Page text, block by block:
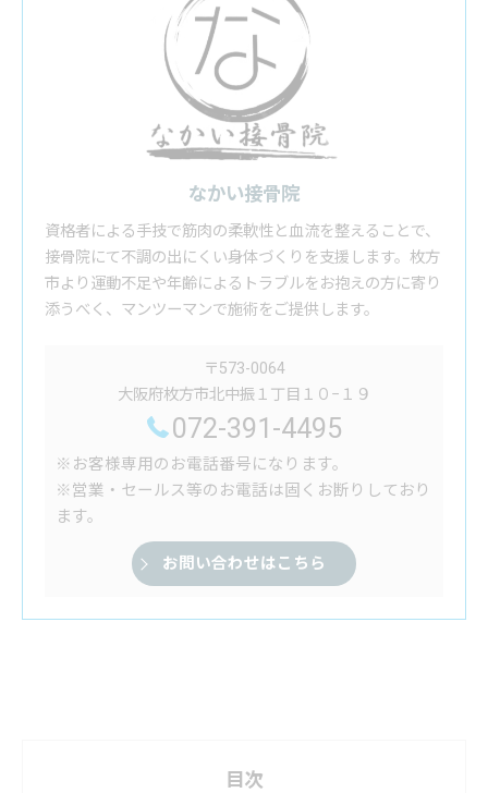
なかい接骨院
資格者による手技で筋肉の柔軟性と血流を整えることで、
接骨院にて不調の出にくい身体づくりを支援します。枚方
市より運動不足や年齢によるトラブルをお抱えの方に寄り
添うべく、マンツーマンで施術をご提供します。
〒573-0064
大阪府枚方市北中振１丁目１０−１９
072-391-4495
※お客様専用のお電話番号になります。
※営業・セールス等のお電話は固くお断りしており
ます。
お問い合わせはこちら
目次